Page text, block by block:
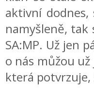
aktivní
namyšleně,
SA:MP. Už jen
o nás můžou
která